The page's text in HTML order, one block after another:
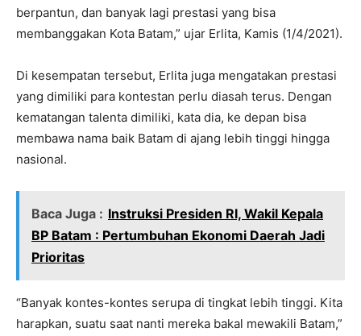
berpantun, dan banyak lagi prestasi yang bisa
membanggakan Kota Batam,” ujar Erlita, Kamis (1/4/2021).
Di kesempatan tersebut, Erlita juga mengatakan prestasi
yang dimiliki para kontestan perlu diasah terus. Dengan
kematangan talenta dimiliki, kata dia, ke depan bisa
membawa nama baik Batam di ajang lebih tinggi hingga
nasional.
Baca Juga : Instruksi Presiden RI, Wakil Kepala
BP Batam : Pertumbuhan Ekonomi Daerah Jadi
Prioritas
“Banyak kontes-kontes serupa di tingkat lebih tinggi. Kita
harapkan, suatu saat nanti mereka bakal mewakili Batam,”